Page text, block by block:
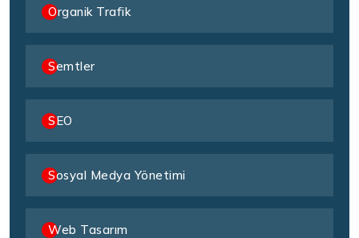
Organik Trafik
Semtler
SEO
Sosyal Medya Yönetimi
Web Tasarım